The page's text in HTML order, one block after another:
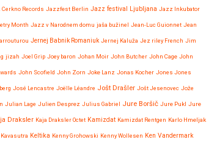
Records Jazzfest Berlin Jazz festival Ljubljana Jazz Inkubator
Month Jazz v Narodnem domu jaša bužinel Jean-Luc Guionnet Jean
Jernej Babnik Romaniuk Jernej Kaluža Jez riley French Jim
jizah Joel Grip Joey baron Johan Moir John Butcher John Cage John
John Scofield John Zorn Joke Lanz Jonas Kocher Jones Jones
José Lencastre Joëlle Léandre Jošt Drašler Jošt Jesenovec Jože
Julian Lage Julien Desprez Julius Gabriel Jure Boršič Jure Pukl Jure
Draksler Kaja Draksler Octet Kamizdat Kamizdat Rentgen Karlo Hmeljak
Kavasutra Keltika Kenny Grohowski Kenny Wollesen Ken Vandermark